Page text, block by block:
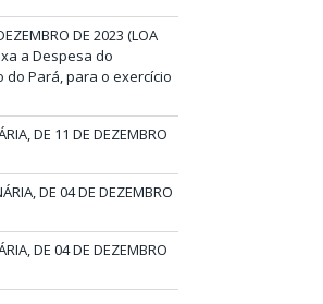
DE 2023 (LOA
a Despesa do
do Pará, para o exercício
DE 11 DE DEZEMBRO
DE 04 DE DEZEMBRO
DE 04 DE DEZEMBRO